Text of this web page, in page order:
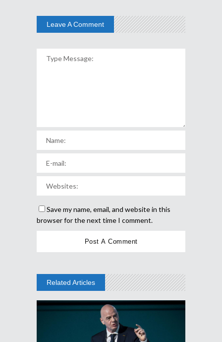
Leave A Comment
Save my name, email, and website in this
browser for the next time I comment.
Related Articles